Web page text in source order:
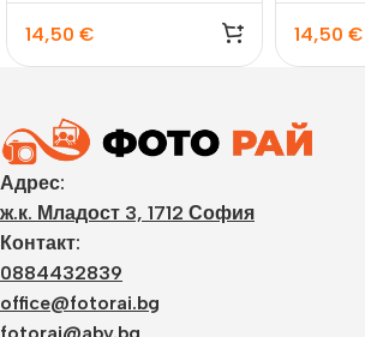
14,50 € 14,50 €
Адрес:
ж.к. Младост 3, 1712 София
Контакт:
0884432839
office@fotorai.bg